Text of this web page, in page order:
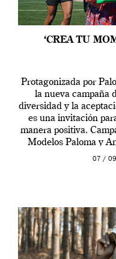
‘CREA TU
Protagonizada por
la nueva campaña
diversidad y la
es una invitación
manera positiva.
Modelos Paloma y
outfit, cada
07 /